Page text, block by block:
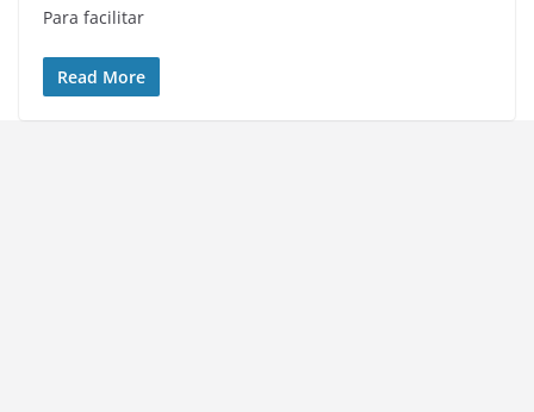
Para facilitar
Read More